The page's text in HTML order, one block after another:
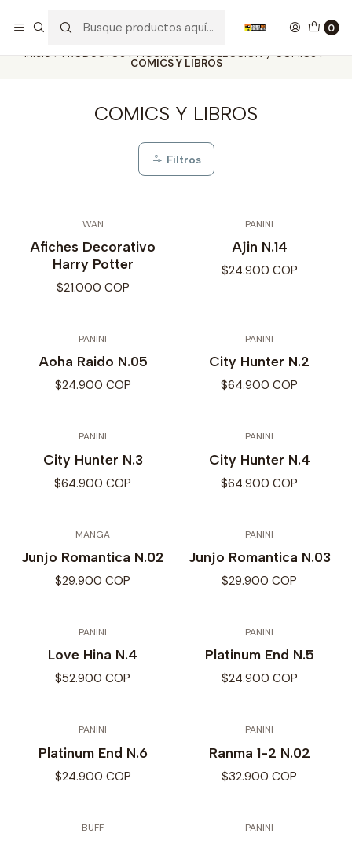
0
Inicio PRODUCTOS FIGURAS DE COLECCIÓN y COMICS
COMICS Y LIBROS
COMICS Y LIBROS
Filtros
WAN
Afiches Decorativo
Harry Potter
$21.000 COP
PANINI
Ajin N.14
$24.900 COP
PANINI
Aoha Raido N.05
$24.900 COP
PANINI
City Hunter N.2
$64.900 COP
PANINI
City Hunter N.3
$64.900 COP
PANINI
City Hunter N.4
$64.900 COP
MANGA
Junjo Romantica N.02
$29.900 COP
PANINI
Junjo Romantica N.03
$29.900 COP
PANINI
Love Hina N.4
$52.900 COP
PANINI
Platinum End N.5
$24.900 COP
PANINI
Platinum End N.6
$24.900 COP
PANINI
Ranma 1-2 N.02
$32.900 COP
BUFF PANINI